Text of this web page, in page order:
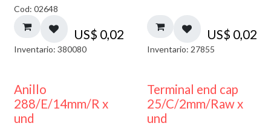
Cod: 02648
US$ 0,02
Inventario: 380080
US$ 0,02
Inventario: 27855
Anillo
288/E/14mm/R x
und
Terminal end cap
25/C/2mm/Raw x
und